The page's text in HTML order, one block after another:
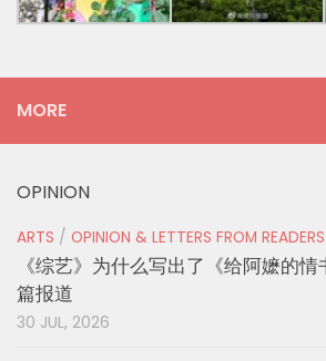
MORE
OPINION
ARTS / OPINION & LETTERS FROM READERS
《综艺》为什么写出了《给阿嬷的
篇报道
30 JUL, 2026